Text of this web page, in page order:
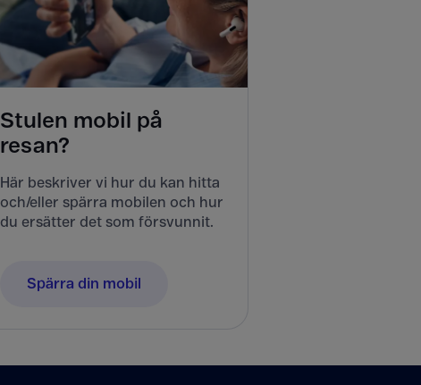
Stulen mobil på
resan?
Här beskriver vi hur du kan hitta
och/eller spärra mobilen och hur
du ersätter det som försvunnit.
Spärra din mobil